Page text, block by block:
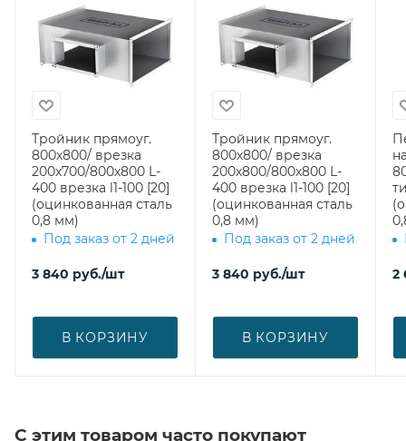
Тройник прямоуг.
800х800/ врезка
200х700/800х800 L-
400 врезка l1-100 [20]
(оцинкованная сталь
0,8 мм)
Под заказ от 2 дней
3 840 руб./шт
В КОРЗИНУ
Тройник прямоуг.
800х800/ врезка
200х800/800х800 L-
400 врезка l1-100 [20]
(оцинкованная сталь
0,8 мм)
Под заказ от 2 дней
3 840 руб./шт
В КОРЗИНУ
2
С этим товаром часто покупают